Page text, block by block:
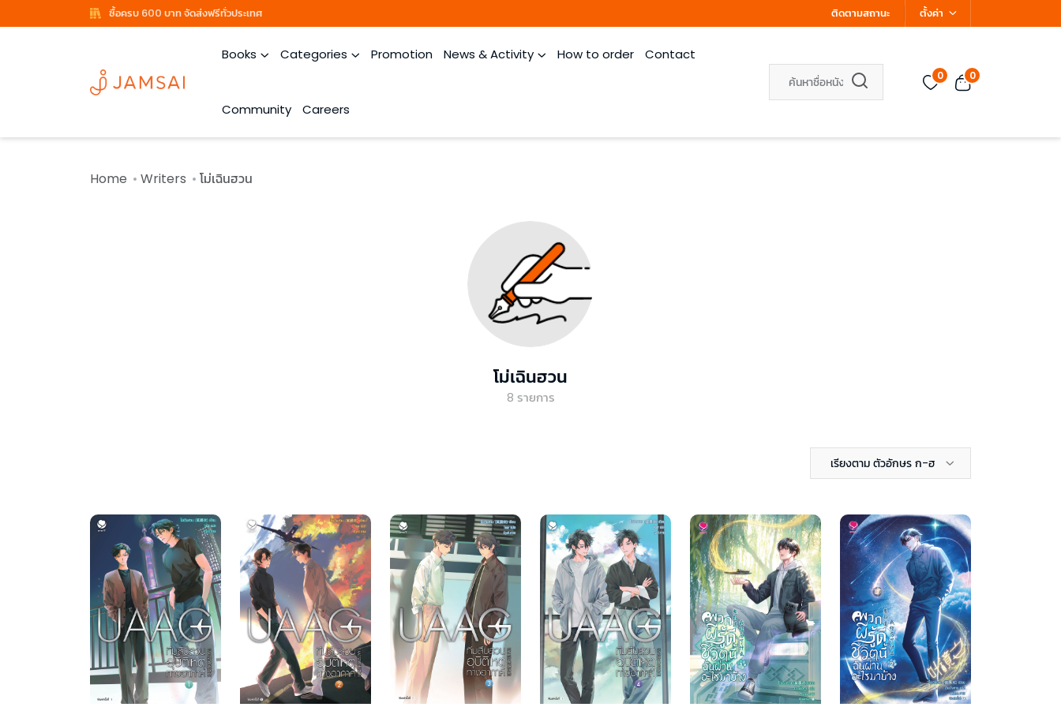
ซื้อครบ 600 บาท จัดส่งฟรีทั่วประเทศ ติดตามสถานะ ตั้งค่า
Books Categories Promotion News & Activity How to order Contact
Community Careers
0 0
Home Writers โม่เฉินฮวน
โม่เฉินฮวน
8 รายการ
เรียงตาม ตัวอักษร ก-ฮ